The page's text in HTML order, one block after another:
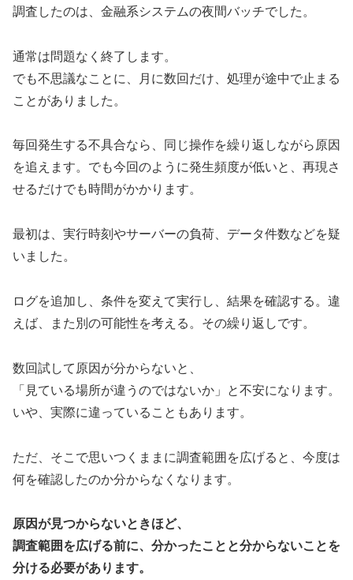
調査したのは、金融系システムの夜間バッチでした。
通常は問題なく終了します。
でも不思議なことに、月に数回だけ、処理が途中で止まる
ことがありました。
毎回発生する不具合なら、同じ操作を繰り返しながら原因
を追えます。でも今回のように発生頻度が低いと、再現さ
せるだけでも時間がかかります。
最初は、実行時刻やサーバーの負荷、データ件数などを疑
いました。
ログを追加し、条件を変えて実行し、結果を確認する。違
えば、また別の可能性を考える。その繰り返しです。
数回試して原因が分からないと、
「見ている場所が違うのではないか」と不安になります。
いや、実際に違っていることもあります。
ただ、そこで思いつくままに調査範囲を広げると、今度は
何を確認したのか分からなくなります。
原因が見つからないときほど、
調査範囲を広げる前に、分かったことと分からないことを
分ける必要があります。